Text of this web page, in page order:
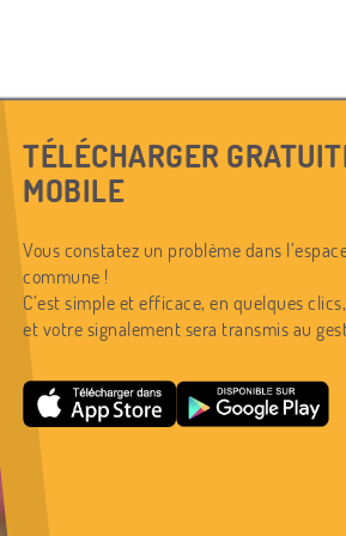
TÉLÉCHARGER
MOBILE
Vous constatez un problème dans
commune !
C’est simple et efficace, en quelques
et votre signalement sera transmis au